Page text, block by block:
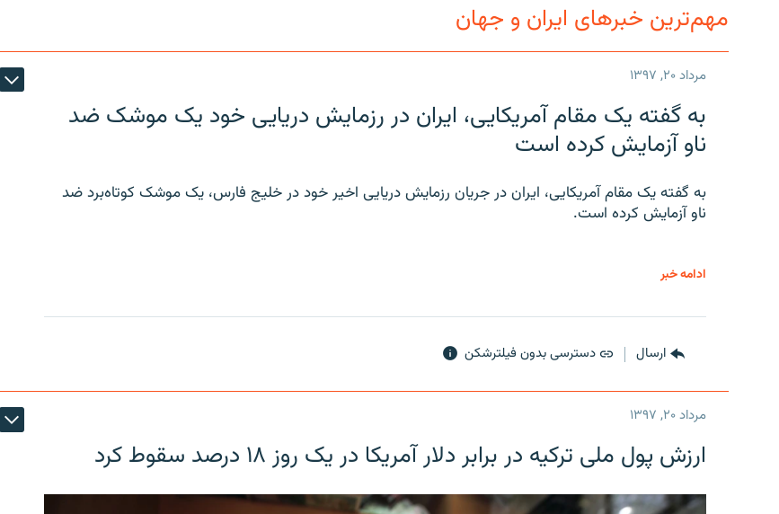
مهم‌ترین خبرهای ایران و جهان
مرداد ۲۰, ۱۳۹۷
به گفته یک مقام آمریکایی، ایران در رزمایش دریایی خود یک موشک ضد
ناو آزمایش کرده است
به گفته یک مقام آمریکایی، ایران در جریان رزمایش دریایی اخیر خود در خلیج فارس، یک موشک کوتاه‌برد ضد
ناو آزمایش کرده است.
ادامه خبر
ارسال دسترسی بدون فیلترشکن
مرداد ۲۰, ۱۳۹۷
ارزش پول ملی ترکیه در برابر دلار آمریکا در یک روز ۱۸ درصد سقوط کرد